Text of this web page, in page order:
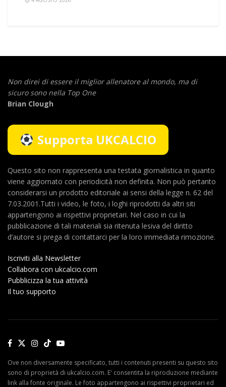
Non direi di essere il miglior allenatore al mondo, ma di
sicuro sono nella Top One
Brian Clough
Supporta UKCALCIO
Questo sito non rappresenta una testata giornalistica in quanto
viene aggiornato con periodicità non definita. Non può pertanto
considerarsi un prodotto editoriale ai sensi della legge n. 62 del
7.03.2001.Tutti i video, le foto, i loghi riprodotti da altri siti
appartengono ai rispettivi proprietari. Nel caso in cui la
pubblicazione di tali materiali sia ritenuta lesiva del diritto
d’autore si prega di contattarci per la loro immediata rimozione.
Iscriviti alla Newsletter
Collabora con ukcalcio.com
Pubblicizza la tua attività
Il tuo supporto
Ove non diversamente specificato, tutti i contenuti presenti su questo sito
sono di proprietà di ukcalcio.com. E' consentita la riproduzione mediante
link alla fonte originale. Le foto appartengono ai rispettivi proprietari ed